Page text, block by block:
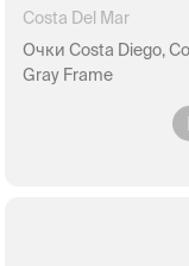
Costa Del Mar
Очки Costa Diego,
Gray Frame